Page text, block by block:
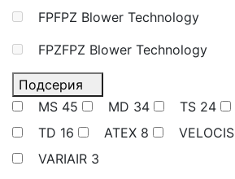
FPFPZ Blower Technology
FPZFPZ Blower Technology
Подсерия
MS 45 MD 34 TS 24
TD 16 ATEX 8 VELOCIS
VARIAIR 3